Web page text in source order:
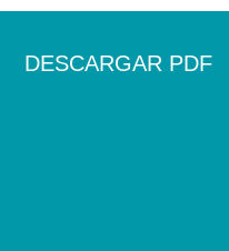
DESCARGAR PDF